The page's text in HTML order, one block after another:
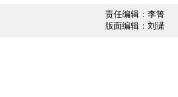
责任编辑：李箐
版面编辑：刘潇